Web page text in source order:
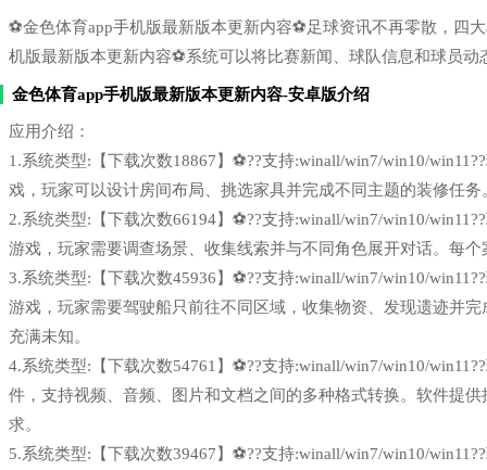
⚽金色体育app手机版最新版本更新内容⚽足球资讯不再零散，四
机版最新版本更新内容⚽系统可以将比赛新闻、球队信息和球员
金色体育app手机版最新版本更新内容-安卓版介绍
应用介绍：
1.系统类型:【下载次数18867】⚽??支持:winall/win7/win10/
戏，玩家可以设计房间布局、挑选家具并完成不同主题的装修任
2.系统类型:【下载次数66194】⚽??支持:winall/win7/win10/
游戏，玩家需要调查场景、收集线索并与不同角色展开对话。每
3.系统类型:【下载次数45936】⚽??支持:winall/win7/win10/
游戏，玩家需要驾驶船只前往不同区域，收集物资、发现遗迹并
充满未知。
4.系统类型:【下载次数54761】⚽??支持:winall/win7/win10/
件，支持视频、音频、图片和文档之间的多种格式转换。软件提
求。
5.系统类型:【下载次数39467】⚽??支持:winall/win7/win10/